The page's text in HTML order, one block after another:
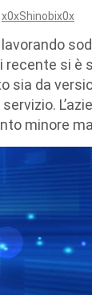
x0xShinobix0x
recente si è
sia da
minore